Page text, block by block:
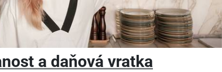
a daňová vratka